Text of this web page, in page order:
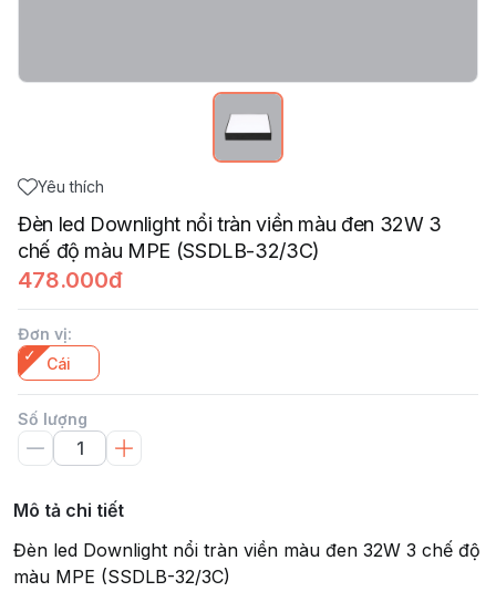
Yêu thích
Đèn led Downlight nổi tràn viền màu đen 32W 3
chế độ màu MPE (SSDLB-32/3C)
478.000đ
Đơn vị:
Cái
Số lượng
Mô tả chi tiết
Đèn led Downlight nổi tràn viền màu đen 32W 3 chế độ
màu MPE (SSDLB-32/3C)